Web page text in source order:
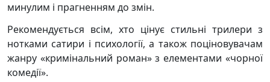
минулим і прагненням до змін.
Рекомендується всім, хто цінує стильні трилери з
нотками сатири і психології, а також поціновувачам
жанру «кримінальний роман» з елементами «чорної
комедії».